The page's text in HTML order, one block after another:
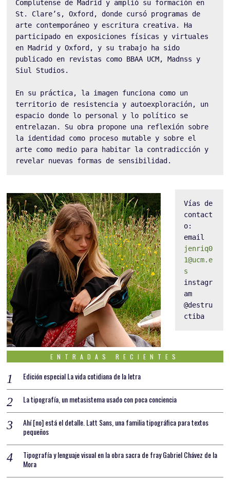
Complutense de Madrid y amplió su formación en
St. Clare’s, Oxford, donde cursó programas de
arte contemporáneo y escritura creativa. Ha
participado en exposiciones físicas y virtuales
en Madrid y Oxford, y su trabajo ha sido
publicado en revistas como BBAA UCM, Madnss y
Siul Studios.
En su práctica, la imagen funciona como un
territorio de resistencia y autoexploración, un
espacio donde lo personal y lo político se
entrelazan. Su obra propone una reflexión sobre
la identidad como proceso mutable y sobre el
arte como medio para habitar la contradicción y
revelar nuevas formas de sensibilidad.
Vías de
contact
o:
jenriq0
1@ucm.e
s
instagr
am
@destru
ctiba
ENTRADAS RECIENTES
Edición especial La vida cotidiana de la letra
La tipografía, un metasistema usado con poca conciencia
Ahí [no] está el detalle. Latt Sans, una familia tipográfica para textos
pequeños
Tipografía y lenguaje visual en la obra sacra de fray Gabriel Chávez de la
Mora